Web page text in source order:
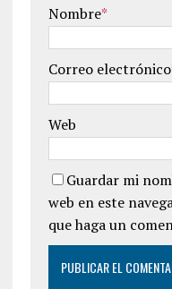
Nombre*
Correo electrónico
Web
Guardar mi
web en este
que haga un